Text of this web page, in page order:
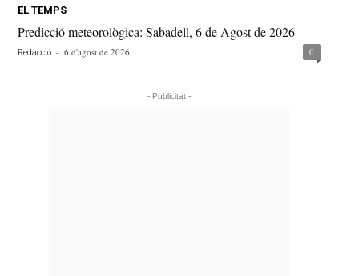
EL TEMPS
Predicció meteorològica: Sabadell, 6 de Agost de 2026
Redacció - 6 d'agost de 2026 0
- Publicitat -